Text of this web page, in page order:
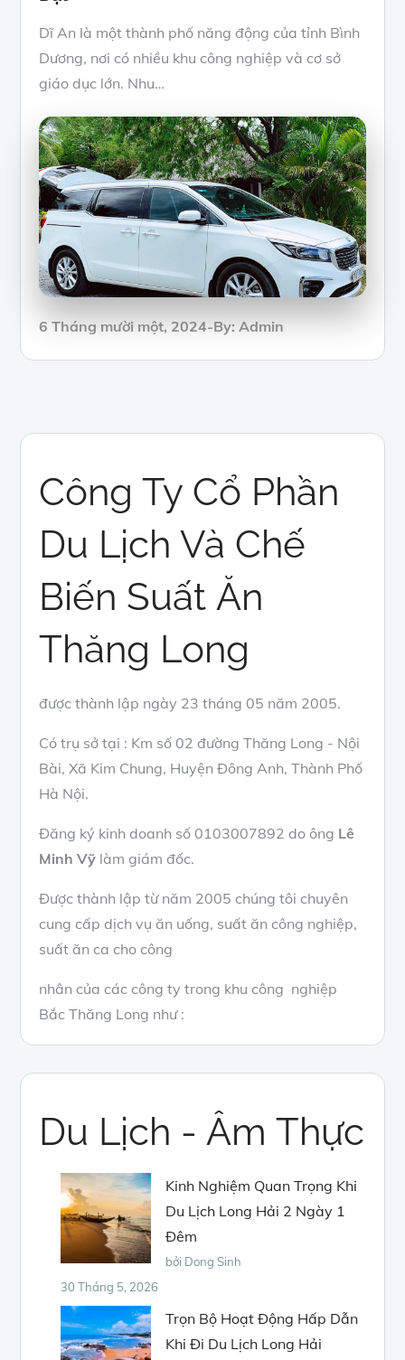
Dĩ An là một thành phố năng động của tỉnh Bình
Dương, nơi có nhiều khu công nghiệp và cơ sở
giáo dục lớn. Nhu…
Posted
6 Tháng mười một, 2024 By:Admin
Công Ty Cổ Phần
Du Lịch Và Chế
Biến Suất Ăn
Thăng Long
được thành lập ngày 23 tháng 05 năm 2005.
Có trụ sở tại : Km số 02 đường Thăng Long - Nội
Bài, Xã Kim Chung, Huyện Đông Anh, Thành Phố
Hà Nội.
Đăng ký kinh doanh số 0103007892 do ông Lê
Minh Vỹ làm giám đốc.
Được thành lập từ năm 2005 chúng tôi chuyên
cung cấp dịch vụ ăn uống, suất ăn công nghiệp,
suất ăn ca cho công
nhân của các công ty trong khu công nghiệp
Bắc Thăng Long như :
Du Lịch - Âm Thực
Kinh Nghiệm Quan Trọng Khi
Du Lịch Long Hải 2 Ngày 1
Đêm
bởi Dong Sinh
30 Tháng 5, 2026
Trọn Bộ Hoạt Động Hấp Dẫn
Khi Đi Du Lịch Long Hải